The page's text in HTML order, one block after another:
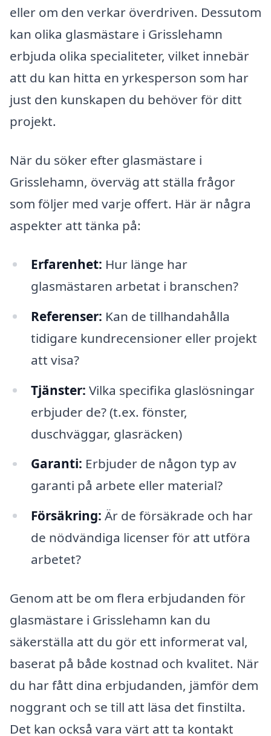
eller om den verkar överdriven. Dessutom
kan olika glasmästare i Grisslehamn
erbjuda olika specialiteter, vilket innebär
att du kan hitta en yrkesperson som har
just den kunskapen du behöver för ditt
projekt.
När du söker efter glasmästare i
Grisslehamn, överväg att ställa frågor
som följer med varje offert. Här är några
aspekter att tänka på:
Erfarenhet: Hur länge har
glasmästaren arbetat i branschen?
Referenser: Kan de tillhandahålla
tidigare kundrecensioner eller projekt
att visa?
Tjänster: Vilka specifika glaslösningar
erbjuder de? (t.ex. fönster,
duschväggar, glasräcken)
Garanti: Erbjuder de någon typ av
garanti på arbete eller material?
Försäkring: Är de försäkrade och har
de nödvändiga licenser för att utföra
arbetet?
Genom att be om flera erbjudanden för
glasmästare i Grisslehamn kan du
säkerställa att du gör ett informerat val,
baserat på både kostnad och kvalitet. När
du har fått dina erbjudanden, jämför dem
noggrant och se till att läsa det finstilta.
Det kan också vara värt att ta kontakt